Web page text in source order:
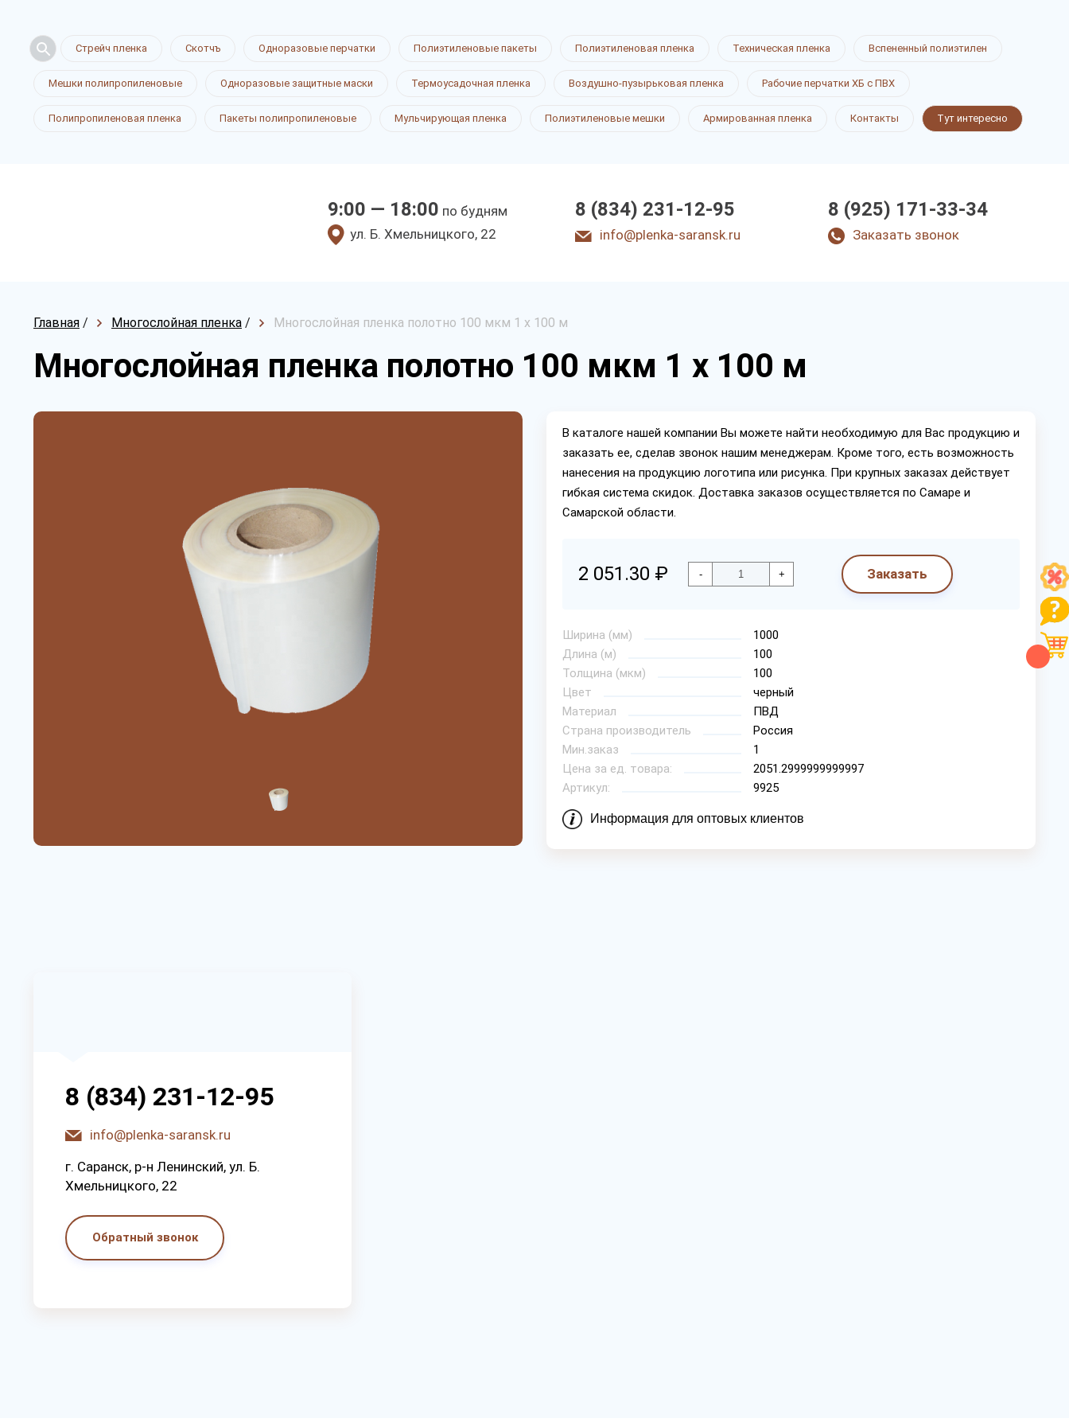
Стрейч пленка Скотчъ Одноразовые перчатки Полиэтиленовые пакеты Полиэтиленовая пленка Техническая пленка Вспененный полиэтилен
Мешки полипропиленовые Одноразовые защитные маски Термоусадочная пленка Воздушно-пузырьковая пленка Рабочие перчатки ХБ с ПВХ
Полипропиленовая пленка Пакеты полипропиленовые Мульчирующая пленка Полиэтиленовые мешки Армированная пленка Контакты Тут интересно
9:00 — 18:00 по будням
ул. Б. Хмeльницкoгo, 22
8 (834) 231-12-95
info@plenka-saransk.ru
8 (925) 171-33-34
Заказать звонок
Главная / Многослойная пленка / Многослойная пленка полотно 100 мкм 1 х 100 м
Многослойная пленка полотно 100 мкм 1 х 100 м
В каталоге нашей компании Вы можете найти необходимую для Вас продукцию и
заказать ее, сделав звонок нашим менеджерам. Кроме того, есть возможность
нанесения на продукцию логотипа или рисунка. При крупных заказах действует
гибкая система скидок. Доставка заказов осуществляется по Самаре и
Самарской области.
2 051.30 ₽ - + Заказать
Ширина (мм)
1000
Длина (м)
100
Толщина (мкм)
100
Цвет
черный
Материал
ПВД
Страна производитель
Россия
Мин.заказ
1
Цена за ед. товара:
2051.2999999999997
Артикул:
9925
Информация для оптовых клиентов
8 (834) 231-12-95
info@plenka-saransk.ru
г. Capaнcк, p-н Лeнинcкий, ул. Б.
Хмeльницкoгo, 22
Обратный звонок